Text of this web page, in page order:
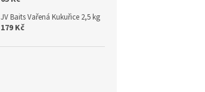
JV Baits Vařená Kukuřice 2,5 kg
179 Kč